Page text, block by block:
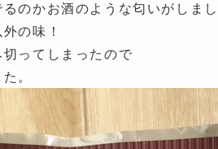
のかお酒のような匂いがしまし
の味！
ってしまったので
。